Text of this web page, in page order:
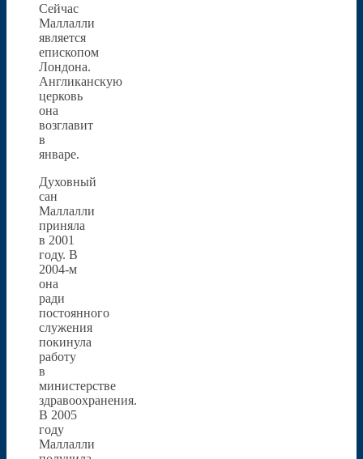
Сейчас
Маллалли
является
епископом
Лондона.
Англиканскую
церковь
она
возглавит
в
январе.
Духовный
сан
Маллалли
приняла
в 2001
году. В
2004-м
она
ради
постоянного
служения
покинула
работу
в
министерстве
здравоохранения.
В 2005
году
Маллалли